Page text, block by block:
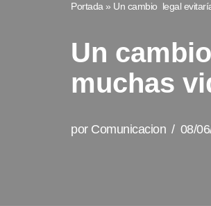
Portada » Un cambio legal
Un
muchas
por Comunicacion 08/